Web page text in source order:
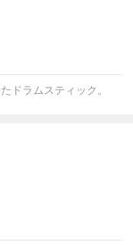
ドラムスティック。